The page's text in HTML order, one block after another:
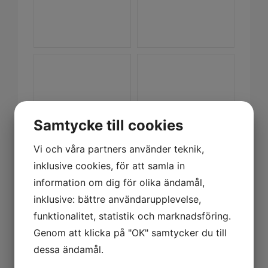
Samtycke till cookies
Vi och våra partners använder teknik,
inklusive cookies, för att samla in
information om dig för olika ändamål,
inklusive: bättre användarupplevelse,
funktionalitet, statistik och marknadsföring.
Genom att klicka på "OK" samtycker du till
dessa ändamål.